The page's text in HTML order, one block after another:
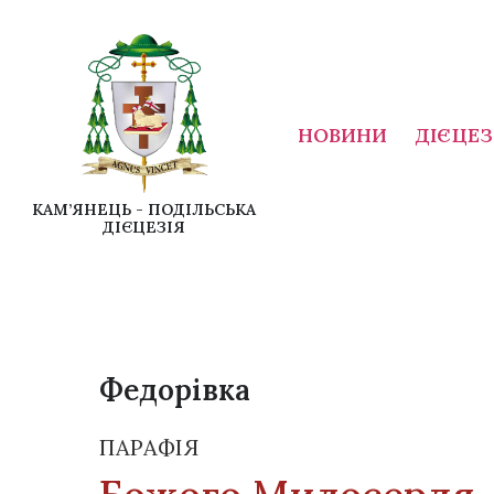
КАМ’ЯНЕЦЬ - ПОДІЛЬСЬКА
ДІЄЦЕЗІЯ
НОВИНИ
Федорівка
ПАРАФІЯ